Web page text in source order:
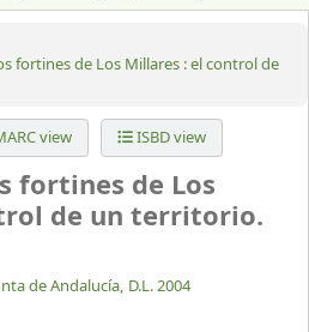
fortines de Los Millares : el control de
view ISBD view
fortines de Los
de un territorio.
de Andalucía, D.L. 2004